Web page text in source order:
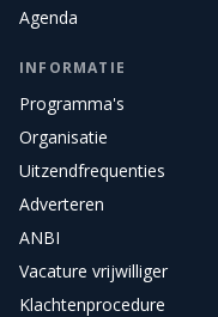
Agenda
INFORMATIE
Programma's
Organisatie
Uitzendfrequenties
Adverteren
ANBI
Vacature vrijwilliger
Klachtenprocedure